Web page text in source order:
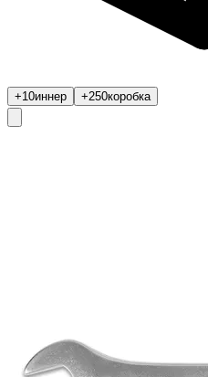
+10иннер +250коробка